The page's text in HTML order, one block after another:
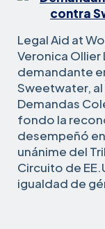
Legal Aid at
Veronica
demandante
Sweetwater, al
Demandas
fondo la
desempeñó
unánime del
Circuito de
igualdad de